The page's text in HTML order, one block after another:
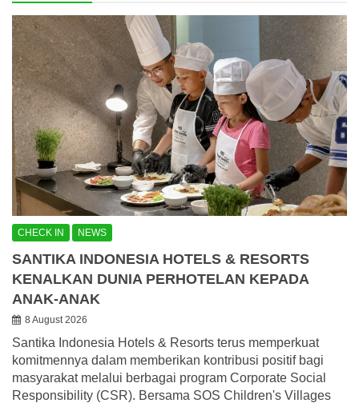
CHECK IN NEWS
SANTIKA INDONESIA HOTELS & RESORTS
KENALKAN DUNIA PERHOTELAN KEPADA
ANAK-ANAK
8 August 2026
Santika Indonesia Hotels & Resorts terus memperkuat
komitmennya dalam memberikan kontribusi positif bagi
masyarakat melalui berbagai program Corporate Social
Responsibility (CSR). Bersama SOS Children's Villages